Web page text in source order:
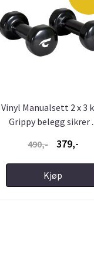
Vinyl Manualsett 2 x 3
Grippy belegg sikrer
490,-
379,-
Kjøp